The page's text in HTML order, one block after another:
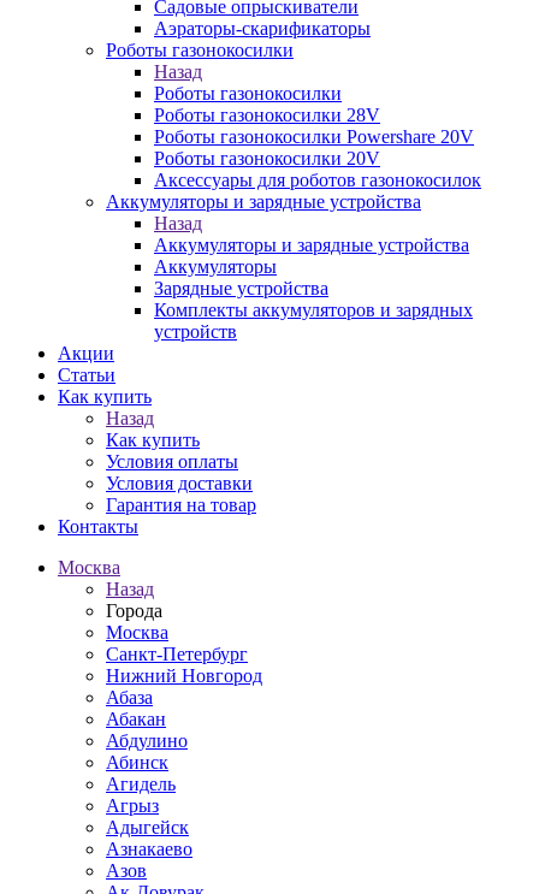
Садовые опрыскиватели
Аэраторы-скарификаторы
Роботы газонокосилки
Назад
Роботы газонокосилки
Роботы газонокосилки 28V
Роботы газонокосилки Powershare 20V
Роботы газонокосилки 20V
Аксессуары для роботов газонокосилок
Аккумуляторы и зарядные устройства
Назад
Аккумуляторы и зарядные устройства
Аккумуляторы
Зарядные устройства
Комплекты аккумуляторов и зарядных
устройств
Акции
Статьи
Как купить
Назад
Как купить
Условия оплаты
Условия доставки
Гарантия на товар
Контакты
Москва
Назад
Города
Москва
Санкт-Петербург
Нижний Новгород
Абаза
Абакан
Абдулино
Абинск
Агидель
Агрыз
Адыгейск
Азнакаево
Азов